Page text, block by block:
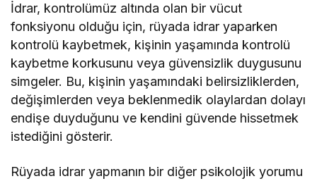
İdrar, kontrolümüz altında olan bir vücut
fonksiyonu olduğu için, rüyada idrar yaparken
kontrolü kaybetmek, kişinin yaşamında kontrolü
kaybetme korkusunu veya güvensizlik duygusunu
simgeler. Bu, kişinin yaşamındaki belirsizliklerden,
değişimlerden veya beklenmedik olaylardan dolayı
endişe duyduğunu ve kendini güvende hissetmek
istediğini gösterir.
Rüyada idrar yapmanın bir diğer psikolojik yorumu